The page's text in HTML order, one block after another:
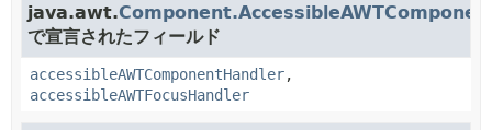
java.awt.
で宣言されたフィールド
accessibleAWTComponentHandler,
accessibleAWTFocusHandler